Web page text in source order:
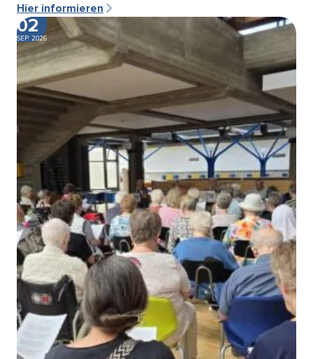
Hier informieren
02
SEP. 2026